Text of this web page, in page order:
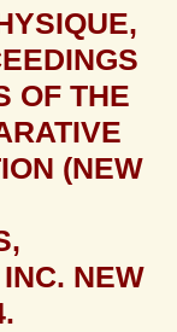
OF THE
(NEW
NEW